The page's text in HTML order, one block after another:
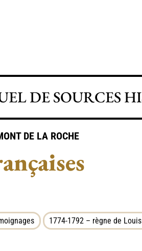
DE SOURCES
DE LA ROCHE
1774-1792 – règne de